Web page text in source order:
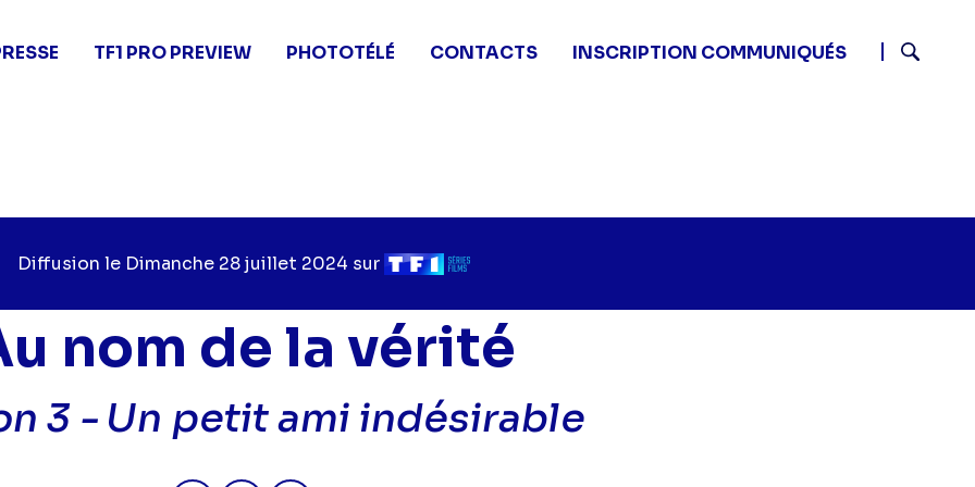
TF1 PRO PREVIEW PHOTOTÉLÉ CONTACTS
INSCRIPTION COMMUNIQUÉS
Diffusion le Jour
diffusion
Dimanche 28 juillet 2024 sur Chaîne
diffusion
nom de la vérité
3 - Un petit ami indésirable